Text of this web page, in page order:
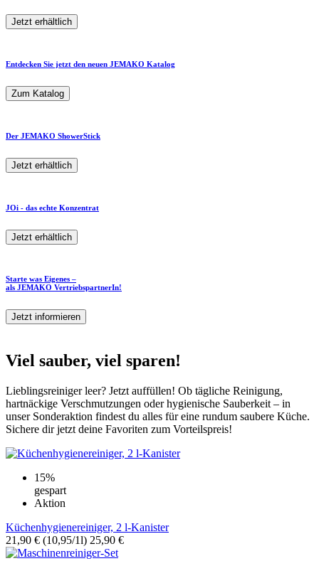
Jetzt erhältlich
Entdecken Sie jetzt den neuen JEMAKO Katalog
Zum Katalog
Der JEMAKO ShowerStick
Jetzt erhältlich
JOi - das echte Konzentrat
Jetzt erhältlich
Starte was Eigenes –
als JEMAKO VertriebspartnerIn!
Jetzt informieren
Viel sauber, viel sparen!
Lieblingsreiniger leer? Jetzt auffüllen! Ob tägliche Reinigung,
hartnäckige Verschmutzungen oder hygienische Sauberkeit – in
unser Sonderaktion findest du alles für eine rundum saubere Küche.
Sichere dir jetzt deine Favoriten zum Vorteilspreis!
15%
gespart
Aktion
Küchenhygienereiniger, 2 l-Kanister
21,90 € (10,95/1l) 25,90 €